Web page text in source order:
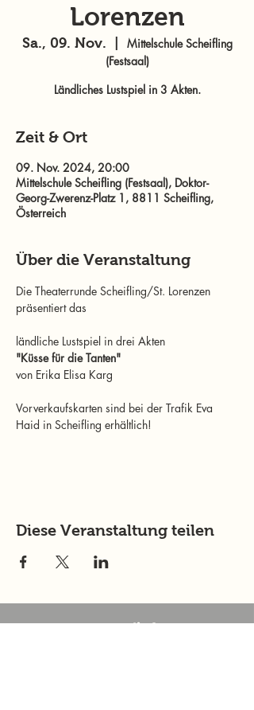
Lorenzen
Sa., 09. Nov.
Mittelschule Scheifling
(Festsaal)
Ländliches Lustspiel in 3 Akten.
Zeit & Ort
09. Nov. 2024, 20:00
Mittelschule Scheifling (Festsaal), Doktor-
Georg-Zwerenz-Platz 1, 8811 Scheifling,
Österreich
Über die Veranstaltung
Die Theaterrunde Scheifling/St. Lorenzen
präsentiert das
ländliche Lustspiel in drei Akten
"Küsse für die Tanten"
von Erika Elisa Karg
Vorverkaufskarten sind bei der Trafik Eva
Haid in Scheifling erhältlich!
Diese Veranstaltung teilen
murtalinfo